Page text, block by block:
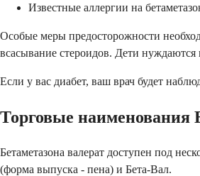
Известные аллергии на
Особые меры предосторожности
всасывание стероидов. Дети
Если у вас диабет, ваш врач будет
Торговые наименования
Бетаметазона валерат доступен под
(форма выпуска - пена) и Бета-Вал.